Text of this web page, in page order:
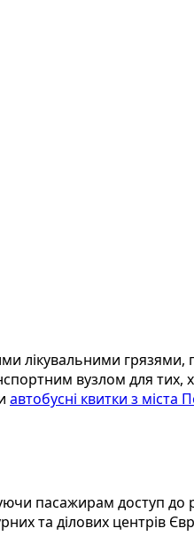
лікувальними
вузлом для тих,
автобусні квитки з міста
пасажирам доступ до
та ділових центрів